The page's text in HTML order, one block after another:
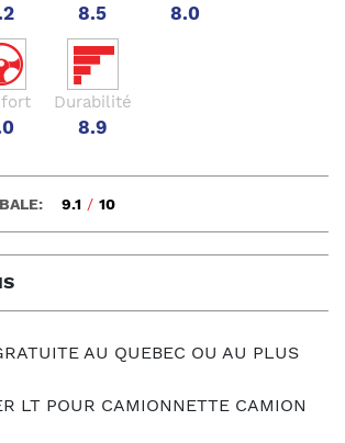
8.5 8.0
Durabilité
8.9
9.1 / 10
AU QUEBEC OU AU PLUS
LT POUR CAMIONNETTE CAMION